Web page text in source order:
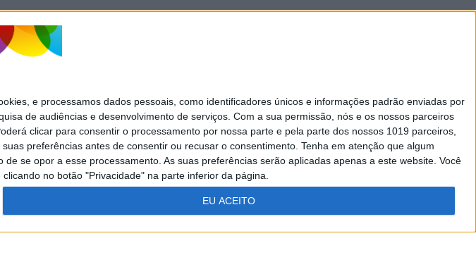
e processamos dados pessoais, como identificadores únicos e informações padrão enviadas por
de audiências e desenvolvimento de serviços. Com a sua permissão, nós e os nossos parceiros
clicar para consentir o processamento por nossa parte e pela parte dos nossos 1019 parceiros,
preferências antes de consentir ou recusar o consentimento. Tenha em atenção que algum
se opor a esse processamento. As suas preferências serão aplicadas apenas a este website. Você
no botão "Privacidade" na parte inferior da página.
EU ACEITO
TRUST IN NEWS
Jornal de Letras
Visão Júnior
Visão Se7e A Nossa Prima